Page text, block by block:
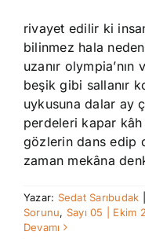
rivayet edilir ki
bilinmez hala
uzanır
beşik gibi sallanır
uykusuna dalar ay
perdeleri kapar
gözlerin dans edip
zaman mekâna
Yazar: Sedat Sarıbudak
Sorunu, Sayı 05 | Ekim
Devamı